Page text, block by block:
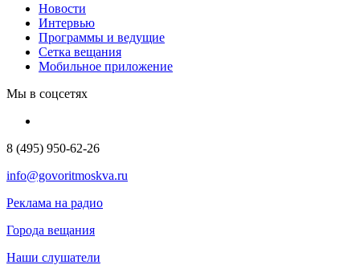
Новости
Интервью
Программы и ведущие
Сетка вещания
Мобильное приложение
Мы в соцсетях
8 (495) 950-62-26
info@govoritmoskva.ru
Реклама на радио
Города вещания
Наши слушатели